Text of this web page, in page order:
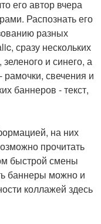
его автор вчера
Распознать его
разных
сразу нескольких
и синего, а
свечения и
баннеров - текст,
на них
прочитать
быстрой смены
баннеры можно и
коллажей здесь